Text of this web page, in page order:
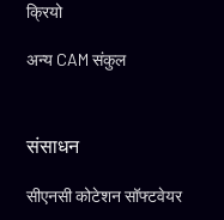
क्रियो
अन्य CAM संकुल
संसाधन
सीएनसी कोटेशन सॉफ्टवेयर